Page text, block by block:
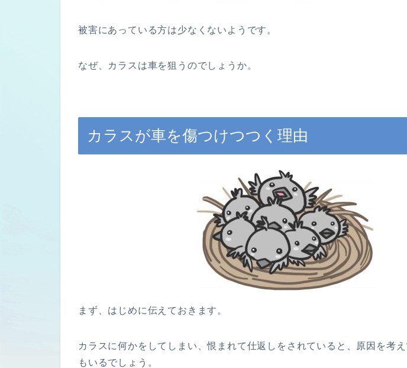
被害にあっている方は少なくないようです。
なぜ、カラスは車を狙うのでしょうか。
カラスが車を傷つけつつく理由
まず、はじめに伝えておきます。
カラスに何かをしてしまい、恨まれて仕返しをされていると、原因を考
もいるでしょう。